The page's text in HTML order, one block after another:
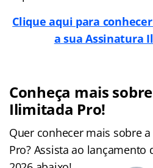
Clique aqui para
a sua Assinatura
Conheça mais
Ilimitada Pro!
Quer conhecer mais sobre
Pro? Assista ao lançamento